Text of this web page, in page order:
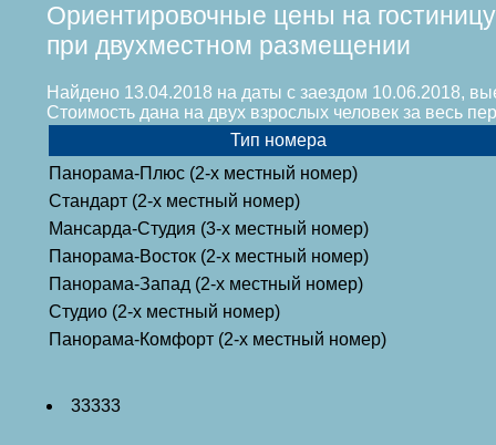
Ориентировочные цены на гостиницу
при двухместном размещении
Найдено 13.04.2018 на даты с заездом 10.06.2018,
Стоимость дана на двух взрослых человек за весь
Тип номера
Панорама-Плюс (2-х местный номер)
Стандарт (2-х местный номер)
Мансарда-Студия (3-х местный номер)
Панорама-Восток (2-х местный номер)
Панорама-Запад (2-х местный номер)
Студио (2-х местный номер)
Панорама-Комфорт (2-х местный номер)
33333